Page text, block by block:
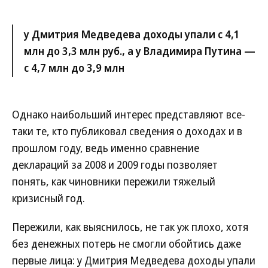
у Дмитрия Медведева доходы упали с 4,1
млн до 3,3 млн руб., а у Владимира Путина —
с 4,7 млн до 3,9 млн
Однако наибольший интерес представляют все-
таки те, кто публиковал сведения о доходах и в
прошлом году, ведь именно сравнение
деклараций за 2008 и 2009 годы позволяет
понять, как чиновники пережили тяжелый
кризисный год.
Пережили, как выяснилось, не так уж плохо, хотя
без денежных потерь не смогли обойтись даже
первые лица: у Дмитрия Медведева доходы упали